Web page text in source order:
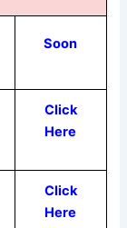
Soon
Click
Here
Click
Here